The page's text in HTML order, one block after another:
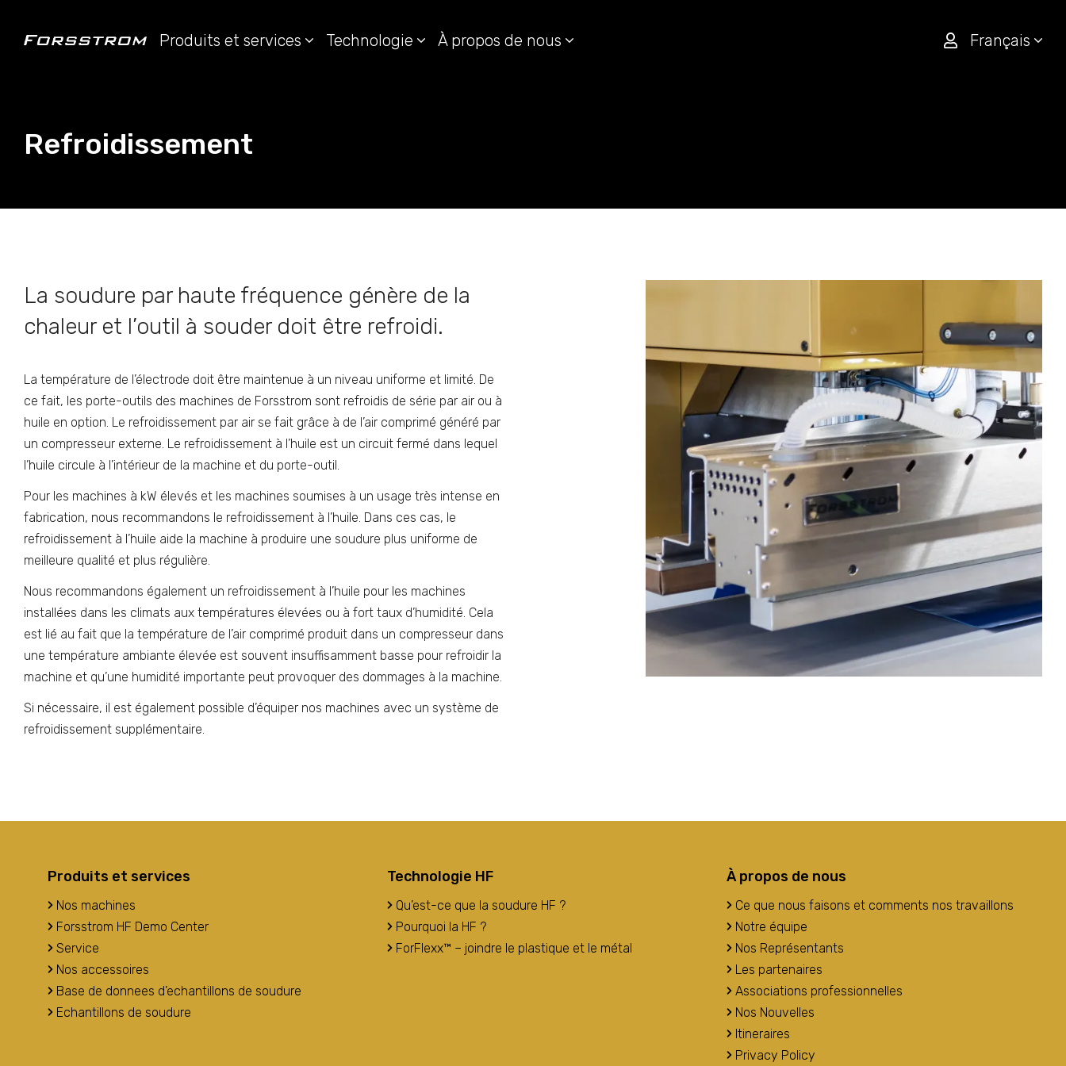
Produits et services Technologie À propos de nous Français
Refroidissement
La soudure par haute fréquence génère de la
chaleur et l’outil à souder doit être refroidi.
La température de l’électrode doit être maintenue à un niveau uniforme et limité. De
ce fait, les porte-outils des machines de Forsstrom sont refroidis de série par air ou à
huile en option. Le refroidissement par air se fait grâce à de l’air comprimé généré par
un compresseur externe. Le refroidissement à l’huile est un circuit fermé dans lequel
l’huile circule à l’intérieur de la machine et du porte-outil.
Pour les machines à kW élevés et les machines soumises à un usage très intense en
fabrication, nous recommandons le refroidissement à l’huile. Dans ces cas, le
refroidissement à l’huile aide la machine à produire une soudure plus uniforme de
meilleure qualité et plus régulière.
Nous recommandons également un refroidissement à l’huile pour les machines
installées dans les climats aux températures élevées ou à fort taux d’humidité. Cela
est lié au fait que la température de l’air comprimé produit dans un compresseur dans
une température ambiante élevée est souvent insuffisamment basse pour refroidir la
machine et qu’une humidité importante peut provoquer des dommages à la machine.
Si nécessaire, il est également possible d’équiper nos machines avec un système de
refroidissement supplémentaire.
Produits et services
Nos machines
Forsstrom HF Demo Center
Service
Nos accessoires
Base de donnees d’echantillons de soudure
Echantillons de soudure
Technologie HF
Qu’est-ce que la soudure HF ?
Pourquoi la HF ?
ForFlexx™ – joindre le plastique et le métal
À propos de nous
Ce que nous faisons et comments nos travaillons
Notre équipe
Nos Représentants
Les partenaires
Associations professionnelles
Nos Nouvelles
Itineraires
Privacy Policy